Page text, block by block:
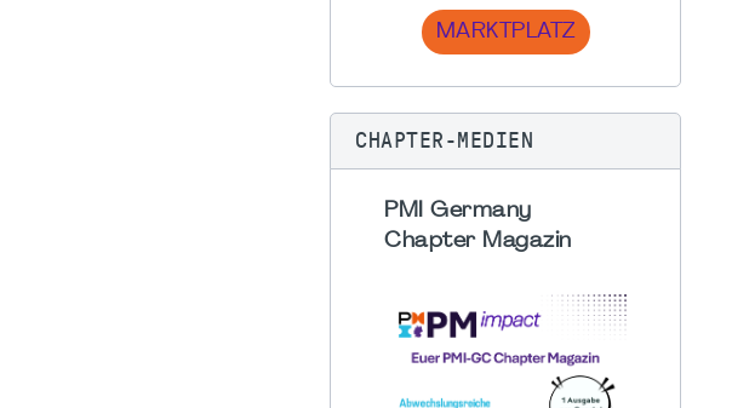
MARKTPLATZ
CHAPTER-MEDIEN
PMI Germany
Chapter Magazin